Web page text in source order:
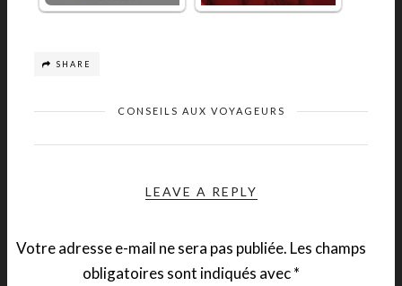
SHARE
CONSEILS AUX VOYAGEURS
LEAVE A REPLY
Votre adresse e-mail ne sera pas publiée. Les champs
obligatoires sont indiqués avec*